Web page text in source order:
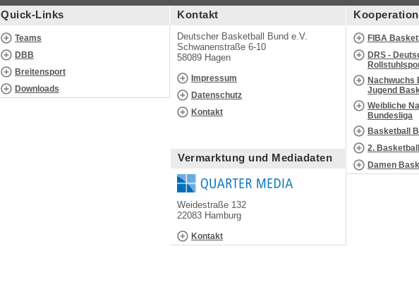
Quick-Links
Teams
DBB
Breitensport
Downloads
Kontakt
Deutscher Basketball Bund e.V.
Schwanenstraße 6-10
58089 Hagen
Impressum
Datenschutz
Kontakt
Vermarktung und Mediadaten
Weidestraße 132
22083 Hamburg
Kontakt
FIBA
DRS -
Nachwuchs
Jugend
Weibliche
Bundesliga
Basketball
2.
Damen